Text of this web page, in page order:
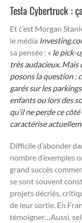
Tesla Cybertruck :
Et c’est Morgan
le média
sa pensée : « le pick-
très audacieux. Mais
posons la question :
garés sur les
enfants ou lors des
qu’il ne perde ce
caractérise
Difficile d’abonder
nombre d’exemples
grand succès
se sont souvent
projets décriés,
de leur sortie. En
témoigner…Aussi,